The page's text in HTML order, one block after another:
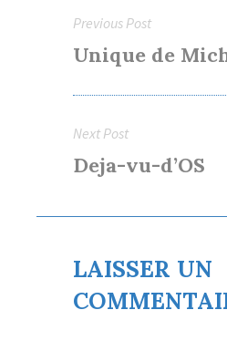
de
l'article
Previous Post
Previous
Unique de
Next Post
Next
Deja-vu-d’OS
LAISSER UN